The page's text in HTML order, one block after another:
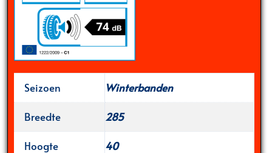
Seizoen
Winterbanden
Breedte
285
Hoogte
40